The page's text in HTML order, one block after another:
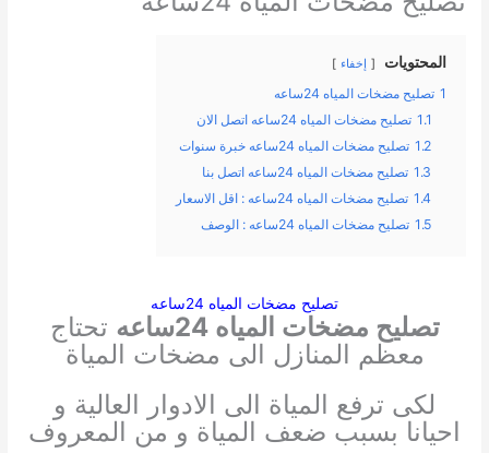
المحتويات إخفاء
1 تصليح مضخات المياه 24ساعه
1.1 تصليح مضخات المياه 24ساعه اتصل الان
1.2 تصليح مضخات المياه 24ساعه خبرة سنوات
1.3 تصليح مضخات المياه 24ساعه اتصل بنا
1.4 تصليح مضخات المياه 24ساعه : اقل الاسعار
1.5 تصليح مضخات المياه 24ساعه : الوصف
تصليح مضخات المياه 24ساعه
تصليح مضخات المياه 24ساعه
تحتاج
معظم المنازل الى مضخات المياة
لكى ترفع المياة الى الادوار العالية و
احيانا بسبب ضعف المياة و من المعروف